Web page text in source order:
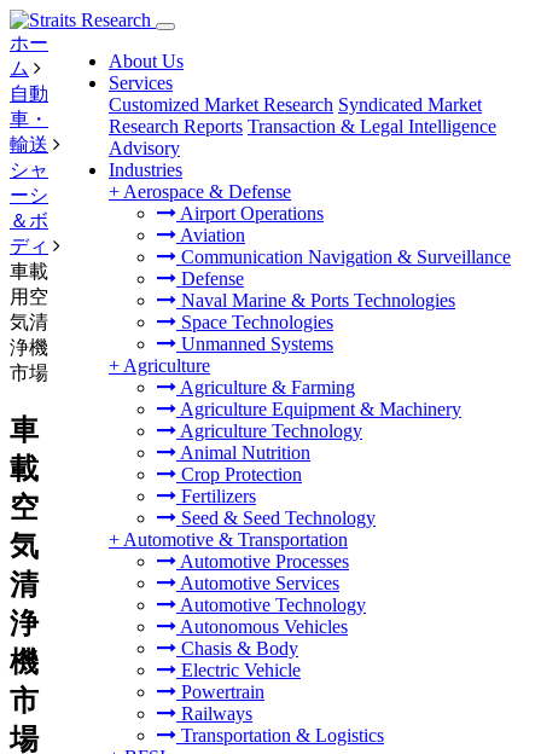
About Us
Services
Customized Market Research Syndicated Market
Research Reports Transaction & Legal Intelligence
Advisory
Industries
+ Aerospace & Defense
Airport Operations
Aviation
Communication Navigation & Surveillance
Defense
Naval Marine & Ports Technologies
Space Technologies
Unmanned Systems
+ Agriculture
Agriculture & Farming
Agriculture Equipment & Machinery
Agriculture Technology
Animal Nutrition
Crop Protection
Fertilizers
Seed & Seed Technology
+ Automotive & Transportation
Automotive Processes
Automotive Services
Automotive Technology
Autonomous Vehicles
Chasis & Body
Electric Vehicle
Powertrain
Railways
Transportation & Logistics
ホー
ム
自動
車・
輸送
シャ
ーシ
＆ボ
ディ
車載
用空
気清
浄機
市場
車
載
空
気
清
浄
機
市
場